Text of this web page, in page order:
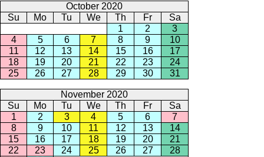
October 2020
Su
Mo Tu We Th Fr
Sa
1
2
3
4
5 6 7 8 9
10
11
12 13 14 15 16
17
18
19 20 21 22 23
24
25
26 27 28 29 30 31
November 2020
Su
Mo Tu We Th Fr
Sa
1
2 3 4 5 6
7
8
9 10 11 12 13
14
15
16 17 18 19 20
21
22
23 24 25 26 27
28